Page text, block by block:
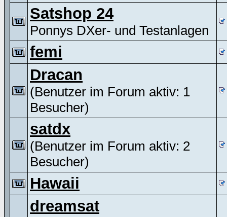
Satshop 24
Ponnys DXer- und Testanlagen
femi
Dracan
(Benutzer im Forum aktiv: 1
Besucher)
satdx
(Benutzer im Forum aktiv: 2
Besucher)
Hawaii
dreamsat